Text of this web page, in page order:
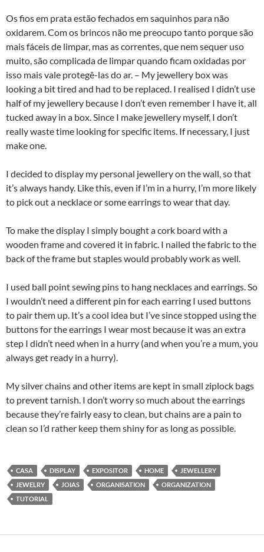
Os fios em prata estão fechados em saquinhos para não
oxidarem. Com os brincos não me preocupo tanto porque são
mais fáceis de limpar, mas as correntes, que nem sequer uso
muito, são complicada de limpar quando ficam oxidadas por
isso mais vale protegê-las do ar. – My jewellery box was
looking a bit tired and had to be replaced. I realised I didn’t use
half of my jewellery because I don’t even remember I have it, all
tucked away in a box. Since I make jewellery myself, I don’t
really waste time looking for specific items. If necessary, I just
make one.
I decided to display my personal jewellery on the wall, so that
it’s always handy. Like this, even if I’m in a hurry, I’m more likely
to pick out a necklace or some earrings to wear that day.
To make the display I simply bought a cork board with a
wooden frame and covered it in fabric. I nailed the fabric to the
back of the frame but staples would probably work as well.
I used ball point sewing pins to hang necklaces and earrings. So
I wouldn’t need a different pin for each earring I used buttons
to pair them up. It’s a cool idea but I’ve since stopped using the
buttons for the earrings I wear most because it was an extra
step I didn’t need when in a hurry (and when you’re a mum, you
always get ready in a hurry).
My silver chains and other items are kept in small ziplock bags
to prevent tarnish. I don’t worry so much about the earrings
because they’re fairly easy to clean, but chains are a pain to
clean so I’d rather keep them shiny for as long as possible.
CASA DISPLAY EXPOSITOR HOME
JEWELLERY
JEWELRY
JOIAS ORGANISATION
ORGANIZATION
TUTORIAL